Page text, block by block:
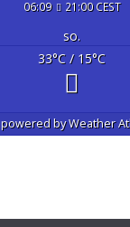
06:09 21:00 CEST
so.
33°C/ 15°C
powered byWeather